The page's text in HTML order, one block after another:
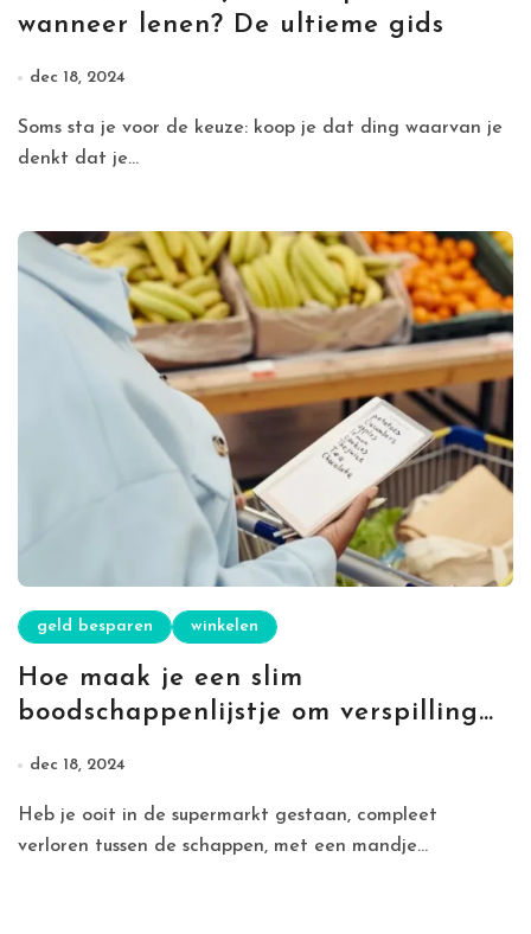
wanneer lenen? De ultieme gids
dec 18, 2024
Soms sta je voor de keuze: koop je dat ding waarvan je
denkt dat je...
geld besparen winkelen
Hoe maak je een slim
boodschappenlijstje om verspilling
dec 18, 2024
Heb je ooit in de supermarkt gestaan, compleet
verloren tussen de schappen, met een mandje...